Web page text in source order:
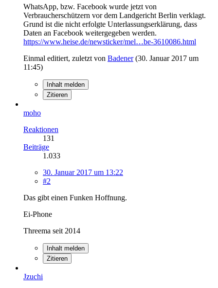
WhatsApp, bzw. Facebook wurde jetzt von
Verbraucherschützern vor dem Landgericht Berlin verklagt.
Grund ist die nicht erfolgte Unterlassungserklärung, dass
Daten an Facebook weitergegeben werden.
https://www.heise.de/newsticker/mel…be-3610086.html
Einmal editiert, zuletzt von Badener(30. Januar 2017 um
11:45)
Inhalt melden
Zitieren
moho
Reaktionen
131
Beiträge
1.033
30. Januar 2017 um 13:22
#2
Das gibt einen Funken Hoffnung.
Ei-Phone
Threema seit 2014
Inhalt melden
Zitieren
Jzuchi